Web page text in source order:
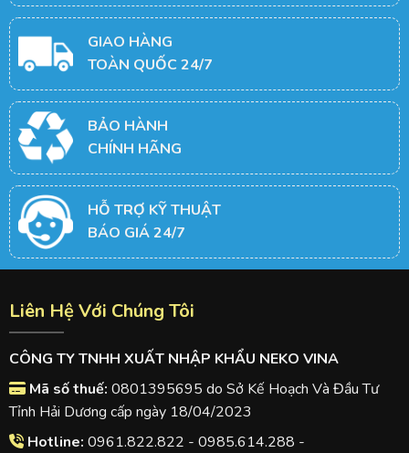
GIAO HÀNG
TOÀN QUỐC 24/7
BẢO HÀNH
CHÍNH HÃNG
HỖ TRỢ KỸ THUẬT
BÁO GIÁ 24/7
Liên Hệ Với Chúng Tôi
CÔNG TY TNHH XUẤT NHẬP KHẨU NEKO VINA
Mã số thuế: 0801395695 do Sở Kế Hoạch Và Đầu Tư
Tỉnh Hải Dương cấp ngày 18/04/2023
Hotline: 0961.822.822 - 0985.614.288 -